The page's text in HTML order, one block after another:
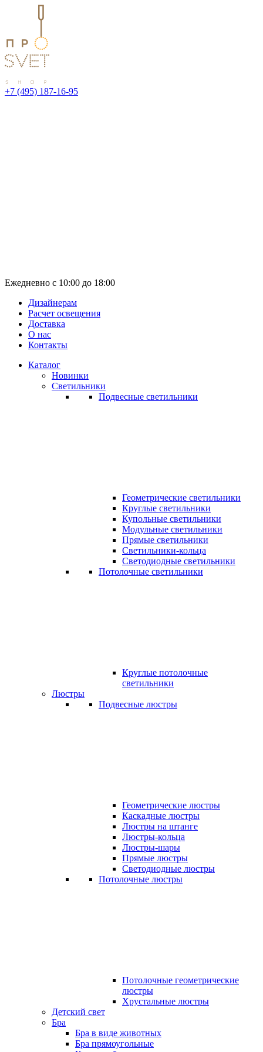
+7 (495) 187-16-95
Ежедневно с 10:00 до 18:00
Дизайнерам
Расчет освещения
Доставка
О нас
Контакты
Каталог
Новинки
Светильники
Подвесные светильники
Геометрические светильники
Круглые светильники
Купольные светильники
Модульные светильники
Прямые светильники
Светильники-кольца
Светодиодные светильники
Потолочные светильники
Круглые потолочные
светильники
Люстры
Подвесные люстры
Геометрические люстры
Каскадные люстры
Люстры на штанге
Люстры-кольца
Люстры-шары
Прямые люстры
Светодиодные люстры
Потолочные люстры
Потолочные геометрические
люстры
Хрустальные люстры
Детский свет
Бра
Бра в виде животных
Бра прямоугольные